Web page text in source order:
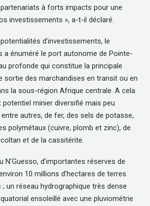
à forts impacts pour une
investissements », a-t-il déclaré.
d’investissements, le
a énuméré le port autonome de Pointe-
profonde qui constitue la principale
sortie des marchandises en transit ou en
la sous-région Afrique centrale. A cela
potentiel minier diversifié mais peu
autres, de fer, des sels de potasse,
polymétaux (cuivre, plomb et zinc), de
coltan et de la cassitérite.
N’Guesso, d’importantes réserves de
10 millions d’hectares de terres
un réseau hydrographique très dense
ensoleillé avec une pluviométrie